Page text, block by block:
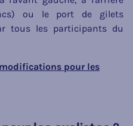
ou le port de gilets
tous les participants du
pour les